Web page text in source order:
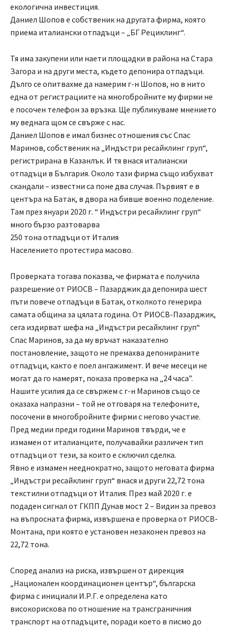
екологична инвестиция.
Даниел Шопов е собственик на другата фирма, която
приема италиански отпадъци – „БГ Рециклинг“.
Тя има закупени или наети площадки в района на Стара
Загора и на други места, където депонира отпадъци.
Дълго се опитвахме да намерим г-н Шопов, но в нито
една от регистрациите на многобройните му фирми не
е посочен телефон за връзка. Ще публикуваме мнението
му веднага щом се свърже с нас.
Даниел Шопов е имал бизнес отношения със Спас
Маринов, собственик на „Индъстри ресайклинг груп“,
регистрирана в Казанлък. И тя внася италиански
отпадъци в България. Около тази фирма също избухват
скандали – известни са поне два случая. Първият е в
центъра на Батак, в двора на бивше военно поделение.
Там през януари 2020 г. “ Индъстри ресайклинг груп“
много бързо разтоварва
250 тона отпадъци от Италия
Населението протестира масово.
Проверката тогава показва, че фирмата е получила
разрешение от РИОСВ – Пазарджик да депонира шест
пъти повече отпадъци в Батак, отколкото генерира
самата община за цялата година. От РИОСВ-Пазарджик,
сега издирват шефа на „Индъстри ресайклинг груп“
Спас Маринов, за да му връчат наказателно
постановление, защото не премахва депонираните
отпадъци, както е поел ангажимент. И вече месеци не
могат да го намерят, показа проверка на „24 часа”.
Нашите усилия да се свържем с г-н Маринов също се
оказаха напразни – той не отговаря на телефоните,
посочени в многобройните фирми с негово участие.
Пред медии преди години Маринов твърди, че е
измамен от италианците, получавайки различен тип
отпадъци от тези, за които е сключил сделка.
Явно е измамен нееднократно, защото неговата фирма
„Индъстри ресайклинг груп“ внася и други 22,72 тона
текстилни отпадъци от Италия. През май 2020 г. е
подаден сигнал от ГКПП Дунав мост 2 – Видин за превоз
на въпросната фирма, извършена е проверка от РИОСВ-
Монтана, при която е установен незаконен превоз на
22,72 тона.
Според анализ на риска, извършен от дирекция
„Национален координационен център“, българска
фирма с инициали И.Р.Г. е определена като
високорискова по отношение на трансграничния
транспорт на отпадъците, поради което в писмо до